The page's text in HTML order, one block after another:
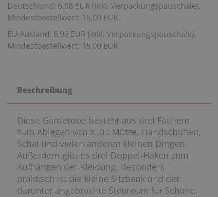
Deutschland: 6,98 EUR (inkl. Verpackungspauschale).
Mindestbestellwert: 15,00 EUR.
EU-Ausland: 8,99 EUR (inkl. Verpackungspauschale).
Mindestbestellwert: 15,00 EUR.
Beschreibung
Diese Garderobe besteht aus drei Fächern
zum Ablegen von z. B.: Mütze, Handschuhen,
Schal und vielen anderen kleinen Dingen.
Außerdem gibt es drei Doppel-Haken zum
Aufhängen der Kleidung. Besonders
praktisch ist die kleine Sitzbank und der
darunter angebrachte Stauraum für Schuhe.